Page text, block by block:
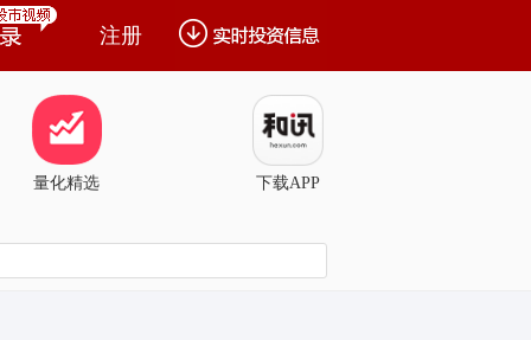
注册
量化精选 下载APP